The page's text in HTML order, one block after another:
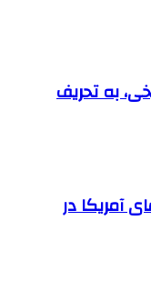
به تحریف
آمریکا در